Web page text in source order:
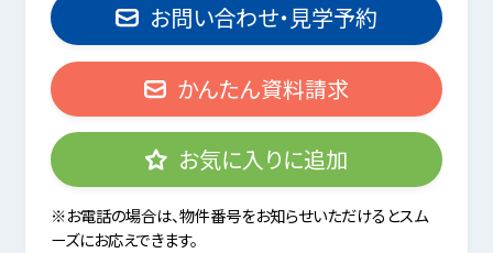
お問い合わせ・見学予約
かんたん資料請求
お気に入りに追加
※お電話の場合は、物件番号をお知らせいただけるとスム
ーズにお応えできます。